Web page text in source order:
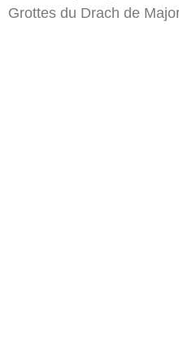
Grottes du Drach de